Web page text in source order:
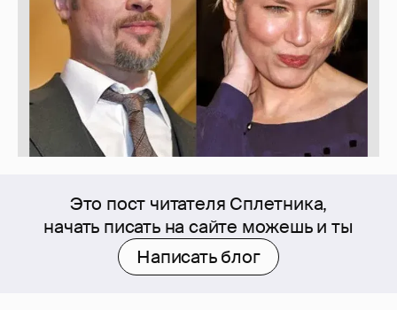
Это пост читателя Сплетника,
начать писать на сайте можешь и ты
Написать блог